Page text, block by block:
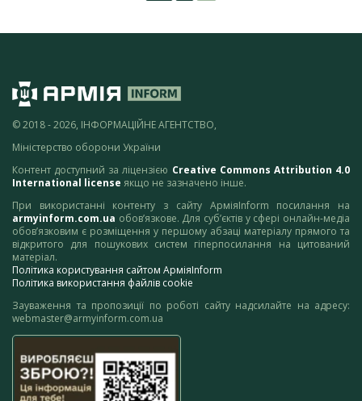
© 2018 - 2026, ІНФОРМАЦІЙНЕ АГЕНТСТВО,
Міністерство оборони України
Контент доступний за ліцензією Creative Commons Attribution 4.0
International license якщо не зазначено інше.
При використанні контенту з сайту АрміяInform посилання на
armyinform.com.ua обов’язкове. Для суб’єктів у сфері онлайн-медіа
обов’язковим є розміщення у першому абзаці матеріалу прямого та
відкритого для пошукових систем гіперпосилання на цитований
матеріал.
Політика користування сайтом АрміяInform
Політика використання файлів cookie
Зауваження та пропозиції по роботі сайту надсилайте на адресу:
webmaster@armyinform.com.ua